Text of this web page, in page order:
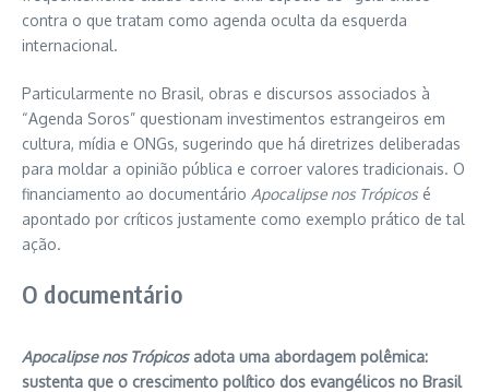
contra o que tratam como agenda oculta da esquerda
internacional.
Particularmente no Brasil, obras e discursos associados à
“Agenda Soros” questionam investimentos estrangeiros em
cultura, mídia e ONGs, sugerindo que há diretrizes deliberadas
para moldar a opinião pública e corroer valores tradicionais. O
financiamento ao documentário Apocalipse nos Trópicos é
apontado por críticos justamente como exemplo prático de tal
ação.
O documentário
Apocalipse nos Trópicosadota uma abordagem polêmica:
sustenta que o crescimento político dos evangélicos no Brasil